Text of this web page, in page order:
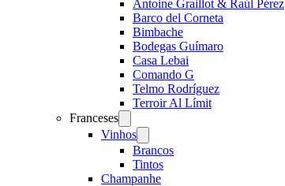
Antoine Graillot & Raúl Pérez
Barco del Corneta
Bimbache
Bodegas Guímaro
Casa Lebai
Comando G
Telmo Rodríguez
Terroir Al Límit
Franceses
menu
Vinhos
menu
Brancos
Tintos
Champanhe